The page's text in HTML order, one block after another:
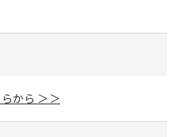
から ＞＞